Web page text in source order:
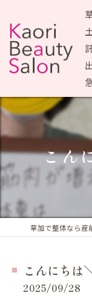
こん
こんにち
2025/09/28